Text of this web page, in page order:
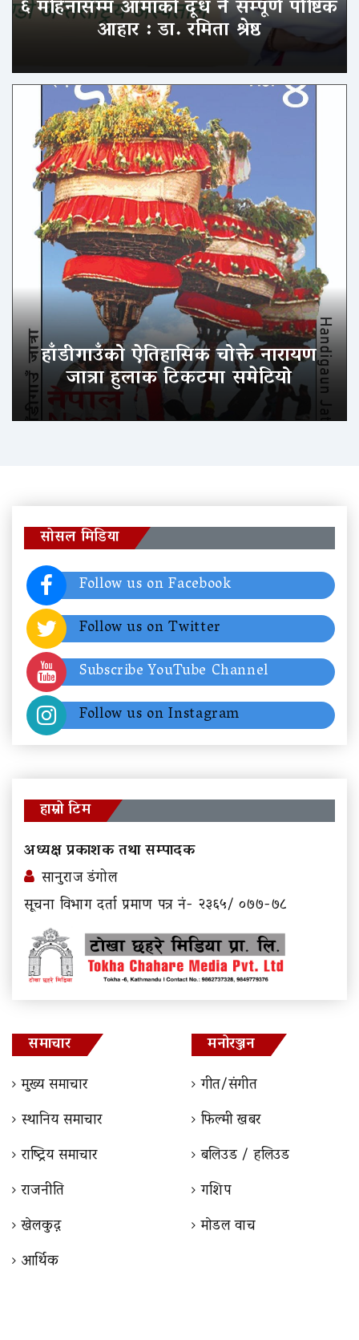
६ महिनासम्म आमाको दूध नै सम्पूर्ण पौष्टिक
आहार : डा. रमिता श्रेष्ठ
हाँडीगाउँको ऐतिहासिक चोक्ते नारायण
जात्रा हुलाक टिकटमा समेटियो
सोसल मिडिया
Follow us on Facebook
Follow us on Twitter
Subscribe YouTube Channel
Follow us on Instagram
हाम्रो टिम
अध्यक्ष प्रकाशक तथा सम्पादक
सानुराज डंगोल
सूचना विभाग दर्ता प्रमाण पत्र नं- २३६५/ ०७७-७८
समाचार
मुख्य समाचार
स्थानिय समाचार
राष्ट्रिय समाचार
राजनीति
खेलकुद़़
आर्थिक
मनोरञ्जन
गीत/संगीत
फिल्मी खबर
बलिउड / हलिउड
गशिप
माेडल वाच